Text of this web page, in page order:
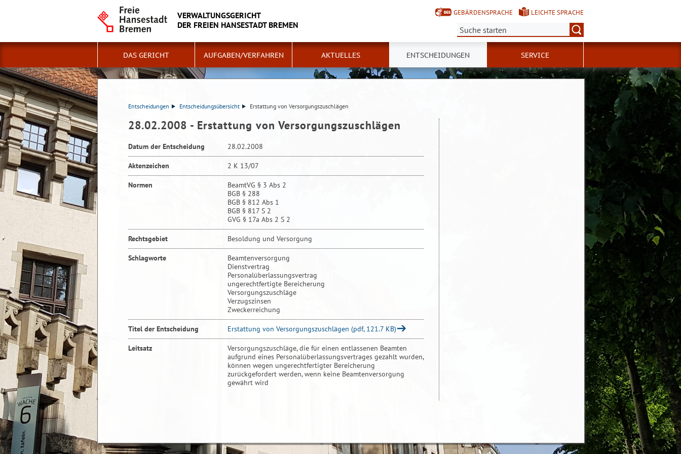
VERWALTUNGSGERICHT
DER FREIEN HANSESTADT BREMEN
GEBÄRDENSPRACHE
LEICHTE SPRACHE
Suche:
DAS GERICHT AUFGABEN/VERFAHREN AKTUELLES ENTSCHEIDUNGEN SERVICE
Entscheidungen Entscheidungsübersicht Erstattung von Versorgungszuschlägen
28.02.2008 - Erstattung von Versorgungszuschlägen
Datum der Entscheidung 28.02.2008
Aktenzeichen 2 K 13/07
Normen
BeamtVG § 3 Abs 2
BGB § 288
BGB § 812 Abs 1
BGB § 817 S 2
GVG § 17a Abs 2 S 2
Rechtsgebiet Besoldung und Versorgung
Schlagworte
Beamtenversorgung
Dienstvertrag
Personalüberlassungsvertrag
ungerechtfertigte Bereicherung
Versorgungszuschläge
Verzugszinsen
Zweckerreichung
Titel der Entscheidung Erstattung von Versorgungszuschlägen (pdf, 121.7 KB)
Leitsatz
Versorgungszuschläge, die für einen entlassenen Beamten
aufgrund eines Personalüberlassungsvertrages gezahlt wurden,
können wegen ungerechtfertigter Bereicherung
zurückgefordert werden, wenn keine Beamtenversorgung
gewährt wird